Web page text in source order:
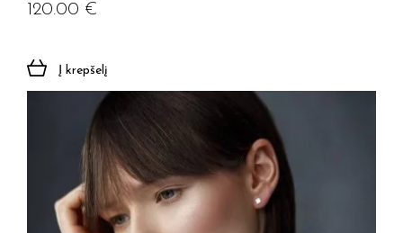
120.00 €
Į krepšelį